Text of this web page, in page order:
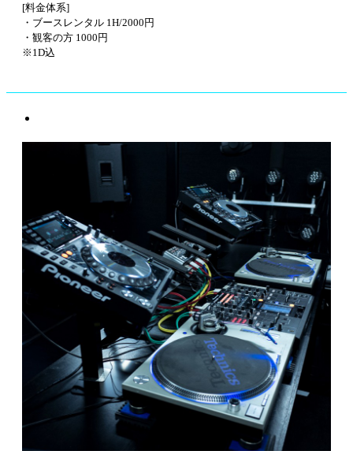
[料金体系]
・ブースレンタル 1H/2000円
・観客の方 1000円
※1D込